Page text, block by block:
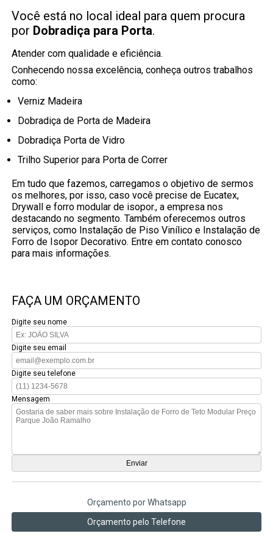
Você está no local ideal para quem procura
por Dobradiça para Porta.
Atender com qualidade e eficiência.
Conhecendo nossa excelência, conheça outros trabalhos
como:
Verniz Madeira
Dobradiça de Porta de Madeira
Dobradiça Porta de Vidro
Trilho Superior para Porta de Correr
Em tudo que fazemos, carregamos o objetivo de sermos
os melhores, por isso, caso você precise de Eucatex,
Drywall e forro modular de isopor., a empresa nos
destacando no segmento. Também oferecemos outros
serviços, como Instalação de Piso Vinílico e Instalação de
Forro de Isopor Decorativo. Entre em contato conosco
para mais informações.
FAÇA UM ORÇAMENTO
Digite seu nome
Digite seu email
Digite seu telefone
Mensagem
Orçamento por Whatsapp
Orçamento pelo Telefone